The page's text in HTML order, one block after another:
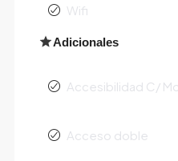
Wifi
Adicionales
Accesibilidad C/
Acceso doble